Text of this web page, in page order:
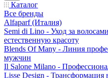
Каталог
Все бренды
Alfaparf (Италия)
Semi di Lino - Уход за
естественную красоту
Blends Of Many - Линия
мужчин
Il Salone Milano -
Lisse Design - Трансформация